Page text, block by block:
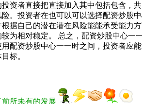
资者直接把直接加入其中包括包含
。投资者在也可以可以选择配资炒
据自己的潜在潜在风险能能承受能
为相对稳定。 总之，配资炒股中心
配资炒股中心一一时之间，投资者
标。
所未有的发展